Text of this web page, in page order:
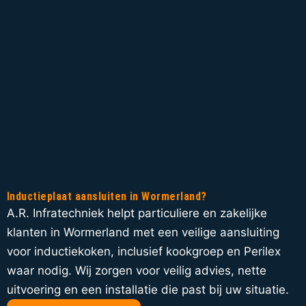
Inductieplaat aansluiten in Wormerland?
A.R. Infratechniek helpt particuliere en zakelijke
klanten in Wormerland met een veilige aansluiting
voor inductiekoken, inclusief kookgroep en Perilex
waar nodig. Wij zorgen voor veilig advies, nette
uitvoering en een installatie die past bij uw situatie.